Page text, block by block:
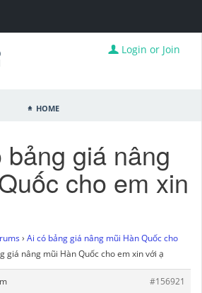
Login or Join
Home
giá nâng
cho em xin
› Ai có bảng giá nâng mũi Hàn Quốc cho
giá nâng mũi Hàn Quốc cho em xin với ạ
#156921